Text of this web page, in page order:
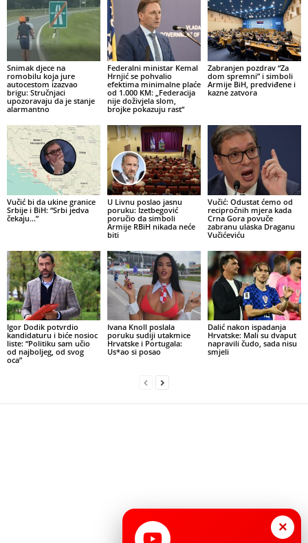
Snimak djece na
romobilu koja jure
autocestom izazvao
brigu: Stručnjaci
upozoravaju da je stanje
alarmantno
Federalni ministar Kemal
Hrnjić se pohvalio
efektima minimalne plaće
od 1.000 KM: „Federacija
nije doživjela slom,
brojke pokazuju rast“
Zabranjen pozdrav “Za
dom spremni” i simboli
Armije BiH, predviđene i
kazne zatvora
Vučić bi da ukine granice
Srbije i BiH: “Srbi jedva
čekaju…”
U Livnu poslao jasnu
poruku: Izetbegović
poručio da simboli
Armije RBiH nikada neće
biti
Vučić: Odustat ćemo od
recipročnih mjera kada
Crna Gora povuče
zabranu ulaska Draganu
Vučićeviću
Igor Dodik potvrdio
kandidaturu i biće nosioc
liste: “Politiku sam učio
od najboljeg, od svog
oca”
Ivana Knoll poslala
poruku sudiji utakmice
Hrvatske i Portugala:
Us*ao si posao
Dalić nakon ispadanja
Hrvatske: Mali su dvaput
napravili čudo, sada nisu
smjeli
×